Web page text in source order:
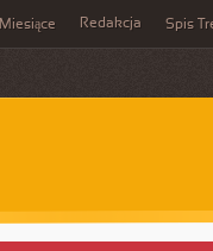
Miesiące Redakcja Spis